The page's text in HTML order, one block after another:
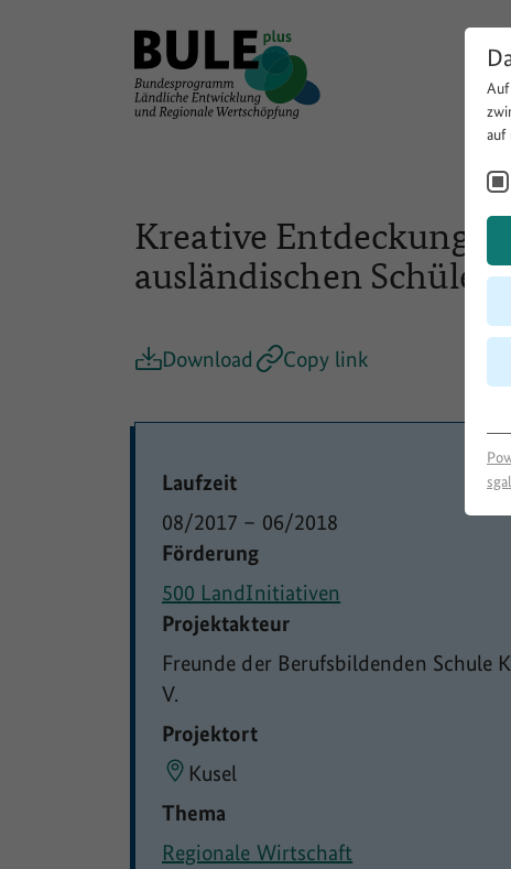
auf
Kreative
ausländischen
Download Copy link
Laufzeit
08/2017 – 06/2018
Förderung
500 LandInitiativen
Projektakteur
Freunde der Berufsbildenden Schule
V.
Projektort
Kusel
Thema
Regionale Wirtschaft